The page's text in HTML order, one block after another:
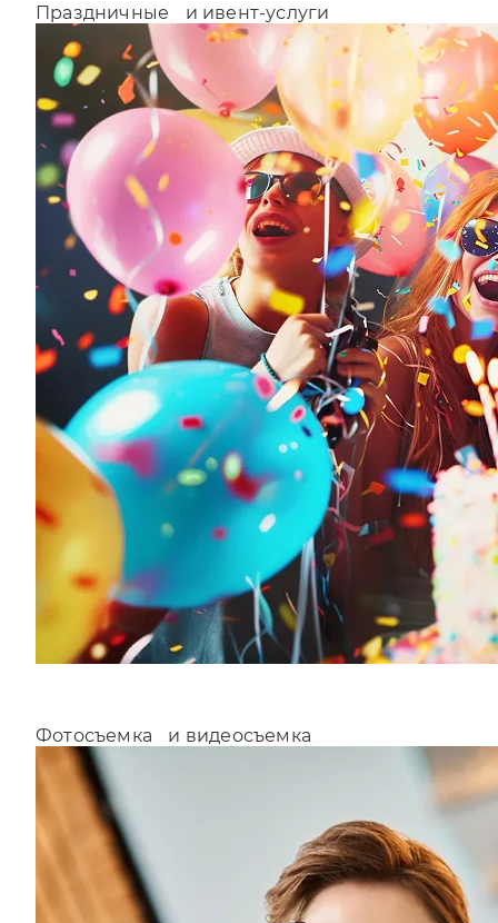
Праздничные и ивент-услуги
Фотосъемка и видеосъемка